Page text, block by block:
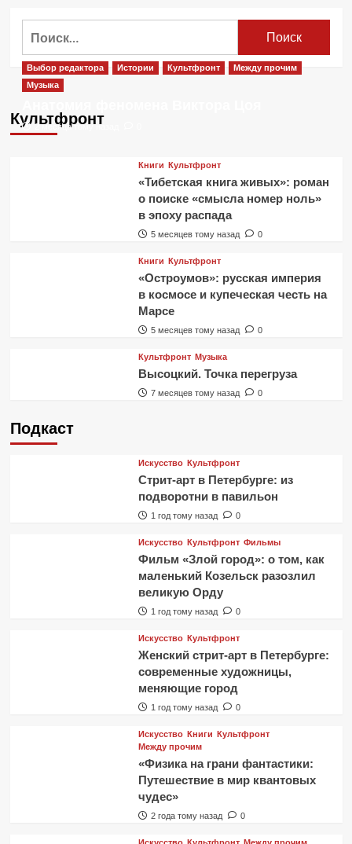
Идеальная
в
2021
Культфронт
Выбор редактора Истории Культфронт
Между прочим
Музыка
2 месяца тому назад
Книги Культфронт
«Тибетская книга живых»: роман
о поиске «смысла номер ноль»
в эпоху распада
5 месяцев тому назад 0
Книги Культфронт
«Остроумов»: русская империя
в космосе и купеческая честь на
Марсе
5 месяцев тому назад 0
Культфронт Музыка
Высоцкий. Точка перегруза
7 месяцев тому назад 0
Подкаст
Искусство Культфронт
Стрит-арт в Петербурге: из
подворотни в павильон
1 год тому назад 0
Искусство Культфронт Фильмы
Фильм «Злой город»: о том, как
маленький Козельск разозлил
великую Орду
1 год тому назад 0
Искусство Культфронт
Женский стрит-арт в Петербурге:
современные художницы,
меняющие город
1 год тому назад 0
Искусство Книги Культфронт
Между прочим
«Физика на грани фантастики:
Путешествие в мир квантовых
чудес»
2 года тому назад 0